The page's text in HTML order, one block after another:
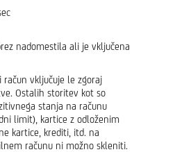
nadomestila ali je vključena
račun vključuje le zgoraj
Ostalih storitev kot so
stanja na računu
limit), kartice z odloženim
kartice, krediti, itd. na
računu ni možno skleniti.